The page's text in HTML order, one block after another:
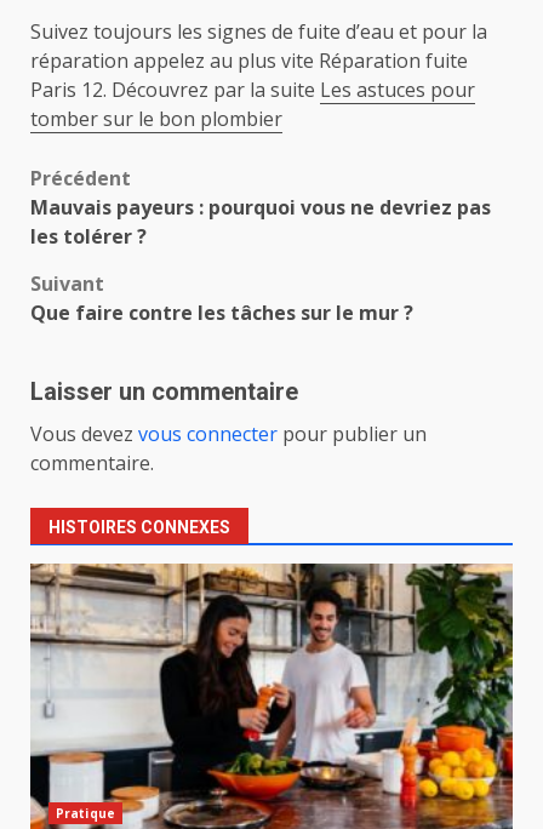
Suivez toujours les signes de fuite d’eau et pour la
réparation appelez au plus vite Réparation fuite
Paris 12. Découvrez par la suite Les astuces pour
tomber sur le bon plombier
Navigation
d’article
Précédent
Mauvais payeurs : pourquoi vous ne devriez pas
les tolérer ?
Suivant
Que faire contre les tâches sur le mur ?
Laisser un commentaire
Vous devez vous connecter pour publier un
commentaire.
HISTOIRES CONNEXES
Pratique